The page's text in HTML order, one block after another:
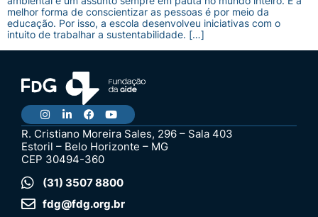
melhor forma de conscientizar as pessoas é por meio da
educação. Por isso, a escola desenvolveu iniciativas com o
intuito de trabalhar a sustentabilidade. […]
R. Cristiano Moreira Sales, 296 – Sala 403
Estoril – Belo Horizonte – MG
CEP 30494-360
(31) 3507 8800
fdg@fdg.org.br